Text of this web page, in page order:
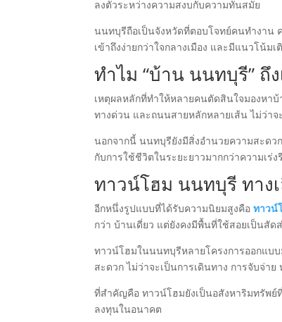
ลงตัวระหว่างความสงบกับความทันสมัย
นนทบุรีถือเป็นจังหวัดที่ตอบโจทย์คนทำงาน
เข้าถึงง่ายกว่าใจกลางเมือง และมีแนวโน้ม
ทำไม “บ้าน นนทบุรี” ถึ
เหตุผลหลักที่ทำให้หลายคนตัดสินใจมองหา
ทางด่วน และถนนสายหลักหลายเส้น ไม่ว่าจ
นอกจากนี้ นนทบุรียังมีสิ่งอำนวยความสะดว
กับการใช้ชีวิตในระยะยาวมากกว่าความเร่ง
ทาวน์โฮม นนทบุรี ทาง
อีกหนึ่งรูปแบบที่ได้รับความนิยมสูงคือทาวน์
กว่า บ้านเดี่ยว แต่ยังคงมีพื้นที่ใช้สอยเป็นสั
ทาวน์โฮมในนนทบุรีหลายโครงการออกแ
สะดวก ไม่ว่าจะเป็นการเดินทาง การจับจ่า
ที่สำคัญคือ ทาวน์โฮมยังเป็นอสังหาริมทรัพย์
ลงทุนในอนาคต